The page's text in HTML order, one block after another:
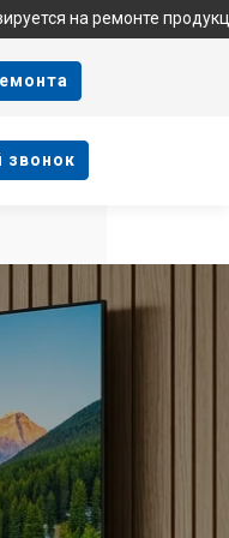
продукции Haier и
звонок